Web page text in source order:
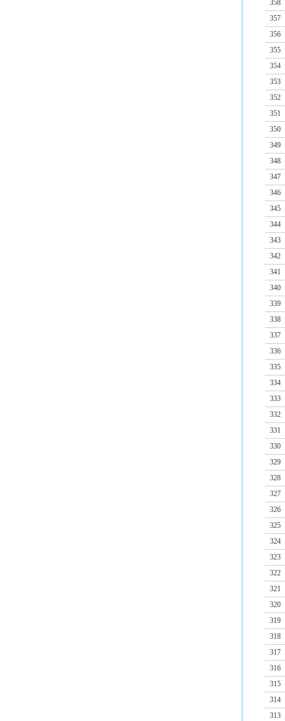
358
357
356
355
354
353
352
351
350
349
348
347
346
345
344
343
342
341
340
339
338
337
336
335
334
333
332
331
330
329
328
327
326
325
324
323
322
321
320
319
318
317
316
315
314
313